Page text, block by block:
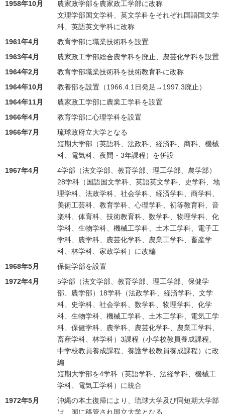
1958年10月
農家政学部を農家政工学部に改称
文理学部国文学科、英文学科をそれぞれ国語国文学
科、英語英文学科に改称
1961年4月
教育学部に職業技術科を設置
1963年4月
農家政工学部総合農学科を廃止、農芸化学科を設置
1964年2月
教育学部職業技術科を技術教育科に改称
1964年10月
教養部を設置（1966.4.1日発足→1997.3廃止）
1964年11月
農家政工学部に農業工学科を設置
1966年4月
教育学部に心理学科を設置
1966年7月
琉球政府立大学となる
短期大学部（英語科、法政科、経済科、商科、機械
科、電気科、夜間・3年課程）を併設
1967年4月
4学部（法文学部、教育学部、理工学部、農学部）
28学科（国語国文学科、英語英文学科、史学科、地
理学科、法政学科、社会学科、経済学科、商学科、
美術工芸科、教育学科、心理学科、初等教育科、音
楽科、体育科、技術教育科、数学科、物理学科、化
学科、生物学科、機械工学科、土木工学科、電子工
学科、農学科、農芸化学科、農業工学科、畜産学
科、林学科、家政学科）に改編
1968年5月
保健学部を設置
1972年4月
5学部（法文学部、教育学部、理工学部、保健学
部、農学部）18学科（法政学科、経済学科、文学
科、史学科、社会学科、数学科、物理学科、化学
科、生物学科、機械工学科、土木工学科、電気工学
科、保健学科、農学科、農芸化学科、農業工学科、
畜産学科、林学科）3課程（小学校教員養成課程、
中学校教員養成課程、養護学校教員養成課程）に改
編
短期大学部を4学科（英語学科、法経学科、機械工
学科、電気工学科）に統合
1972年5月
沖縄の本土復帰により、琉球大学及び同短期大学部
は、国に移管され国立大学となる